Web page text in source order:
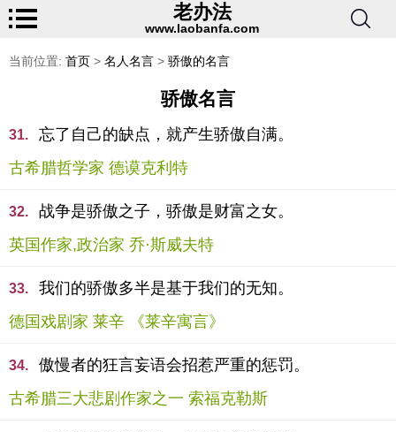
老办法
www.laobanfa.com
当前位置: 首页 > 名人名言 > 骄傲的名言
骄傲名言
31.
忘了自己的缺点，就产生骄傲自满。
古希腊哲学家 德谟克利特
32.
战争是骄傲之子，骄傲是财富之女。
英国作家,政治家 乔·斯威夫特
33.
我们的骄傲多半是基于我们的无知。
德国戏剧家 莱辛 《莱辛寓言》
34.
傲慢者的狂言妄语会招惹严重的惩罚。
古希腊三大悲剧作家之一 索福克勒斯